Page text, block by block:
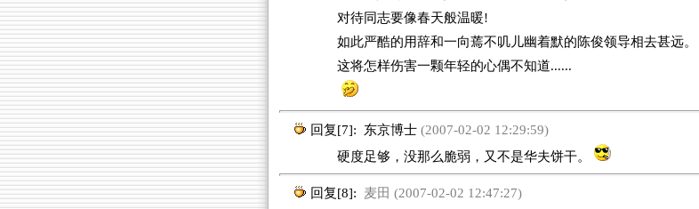
对待同志要像春天般温暖!
如此严酷的用辞和一向蔫不叽儿幽着默的陈俊领导相去甚远。
这将怎样伤害一颗年轻的心偶不知道......
回复[7]: 东京博士(2007-02-02 12:29:59)
硬度足够，没那么脆弱，又不是华夫饼干。
回复[8]:
麦田 (2007-02-02 12:47:27)